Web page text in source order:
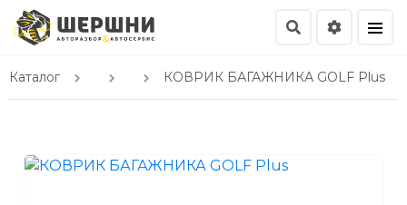
Каталог КОВРИК БАГАЖНИКА GOLF Plus